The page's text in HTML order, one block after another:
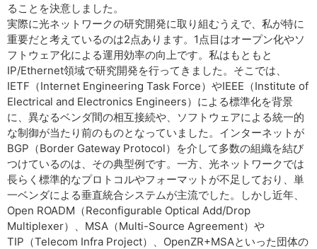
ることを決意しました。
実際に光ネットワークの研究開発に取り組むうえで、私が特に
重要だと考えているのは2点あります。1点目はオープン化やソ
フトウェア化による運用効率の向上です。私はもともと
IP/Ethernet領域で研究開発を行ってきました。そこでは、
IETF（Internet Engineering Task Force）やIEEE（Institute of
Electrical and Electronics Engineers）による標準化を背景
に、異なるベンダ間の相互接続や、ソフトウェアによる統一的
な制御が当たり前のものとなっていました。インターネットが
BGP（Border Gateway Protocol）を介して多数の組織を結び
つけているのは、その典型例です。一方、光ネットワークでは
長らく標準的なプロトコルやフォーマットが不足しており、単
一ベンダによる垂直統合システムが主流でした。しかし近年、
Open ROADM（Reconfigurable Optical Add/Drop
Multiplexer）、MSA（Multi-Source Agreement）や
TIP（Telecom Infra Project）、OpenZR+MSAといった団体の